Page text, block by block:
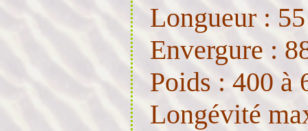
Longueur :
Envergure :
Poids : 400 à
Longévité